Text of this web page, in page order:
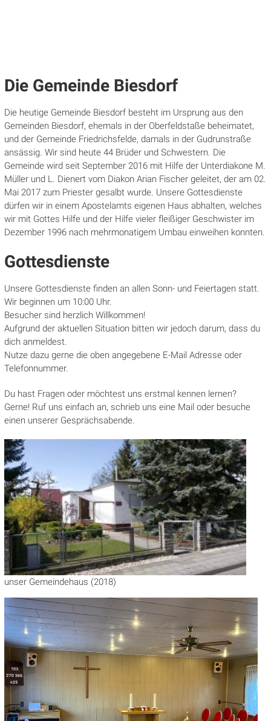
Die Gemeinde Biesdorf
Die heutige Gemeinde Biesdorf besteht im Ursprung aus den
Gemeinden Biesdorf, ehemals in der Oberfeldstaße beheimatet,
und der Gemeinde Friedrichsfelde, damals in der Gudrunstraße
ansässig. Wir sind heute 44 Brüder und Schwestern. Die
Gemeinde wird seit September 2016 mit Hilfe der Unterdiakone M.
Müller und L. Dienert vom Diakon Arian Fischer geleitet, der am 02.
Mai 2017 zum Priester gesalbt wurde. Unsere Gottesdienste
dürfen wir in einem Apostelamts eigenen Haus abhalten, welches
wir mit Gottes Hilfe und der Hilfe vieler fleißiger Geschwister im
Dezember 1996 nach mehrmonatigem Umbau einweihen konnten.
Gottesdienste
Unsere Gottesdienste finden an allen Sonn- und Feiertagen statt.
Wir beginnen um 10:00 Uhr.
Besucher sind herzlich Willkommen!
Aufgrund der aktuellen Situation bitten wir jedoch darum, dass du
dich anmeldest.
Nutze dazu gerne die oben angegebene E-Mail Adresse oder
Telefonnummer.
Du hast Fragen oder möchtest uns erstmal kennen lernen?
Gerne! Ruf uns einfach an, schrieb uns eine Mail oder besuche
einen unserer Gesprächsabende.
unser Gemeindehaus (2018)